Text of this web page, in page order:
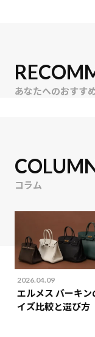
あなたへのおすす
コラム
2026.04.09
エルメス バーキン
イズ比較と選び方